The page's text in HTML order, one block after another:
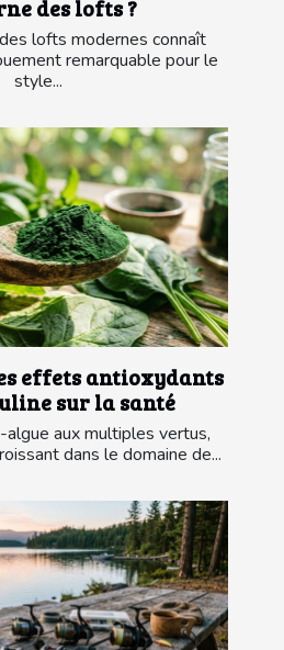
des lofts ?
lofts modernes connaît
remarquable pour le
style...
effets antioxydants
sur la santé
algue aux multiples vertus,
dans le domaine de...